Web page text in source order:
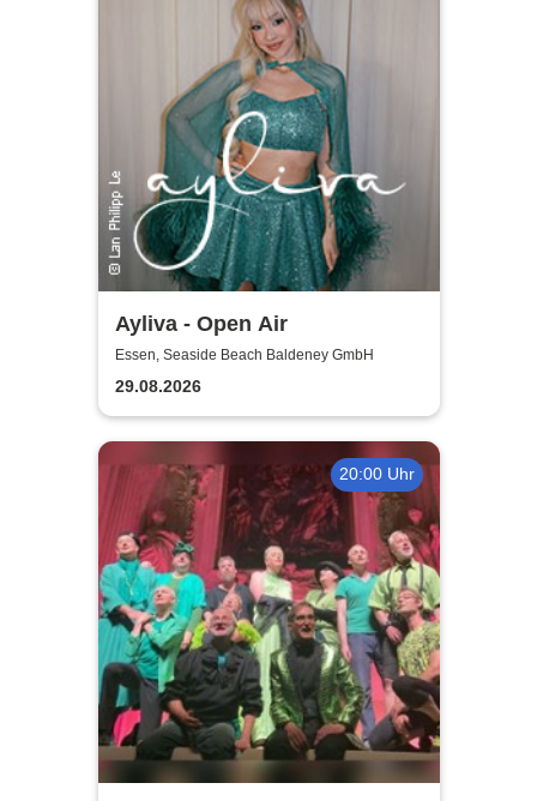
Ayliva - Open Air
Essen, Seaside Beach Baldeney GmbH
29.08.2026
20:00 Uhr